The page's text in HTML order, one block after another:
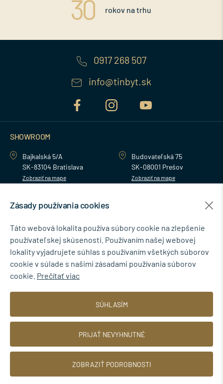
rokov na trhu
0917 268 507
info@tinbyt.sk
SHOWROOM
Bajkalská 5/A
SK-83104 Bratislava
Zobraziť na mape
Budovateľská 75
SK-08001 Prešov
Zobraziť na mape
NEWSLETTER
Zásady ochrany osobných údajov
© 2026 TINBYT s.r.o.
Web dizajn: MARLOW DESIGN
Zásady používania cookies
Táto webová lokalita používa súbory cookie na zlepšenie
používateľskej skúsenosti. Používaním našej webovej
lokality vyjadrujete súhlas s používaním všetkých súborov
cookie v súlade s našimi zásadami používania súborov
cookie. Prečítať viac
SÚHLASÍM
PRIJAŤ NEVYHNUTNÉ
ZOBRAZIŤ PODROBNOSTI